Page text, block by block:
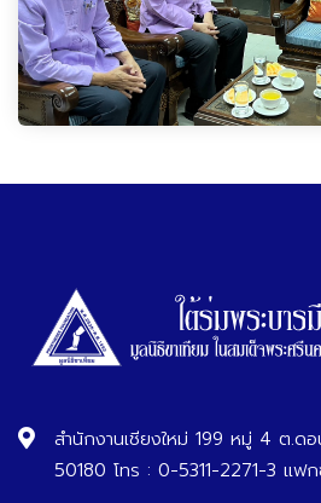
สำนักงานเชียงใหม่ 199 หมู่ 4 ต.ด
50180 โทร : 0-5311-2271-3 แฟ